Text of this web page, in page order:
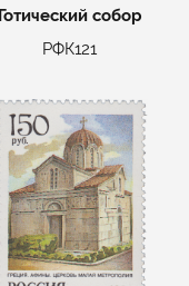
Готический собор
РФК121